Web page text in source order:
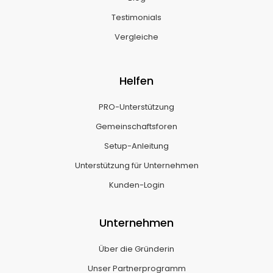
Testimonials
Vergleiche
Helfen
PRO-Unterstützung
Gemeinschaftsforen
Setup-Anleitung
Unterstützung für Unternehmen
Kunden-Login
Unternehmen
Über die Gründerin
Unser Partnerprogramm